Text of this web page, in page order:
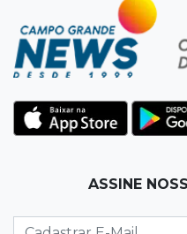
Vigia é amarrado
dois caminhões em
Corinthians vence
para 7º no Brasileirão
Na Vila Belmiro
lugar no Brasileirão
ASSINE